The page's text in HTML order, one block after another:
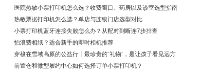
医院热敏小票打印机怎么选？收费窗口、药房以及诊室选型指南
热敏票据打印机怎么选？单店与连锁门店选型对比
小票打印机蓝牙连接失败怎么办？从配对到断连7步排查
怕浪费相纸？适合新手的即时相机推荐
穿梭在雪域高原的公益行丨最珍贵的“礼物”，是让孩子看见远方
前置仓和微型履约中心如何选择订单小票打印机？